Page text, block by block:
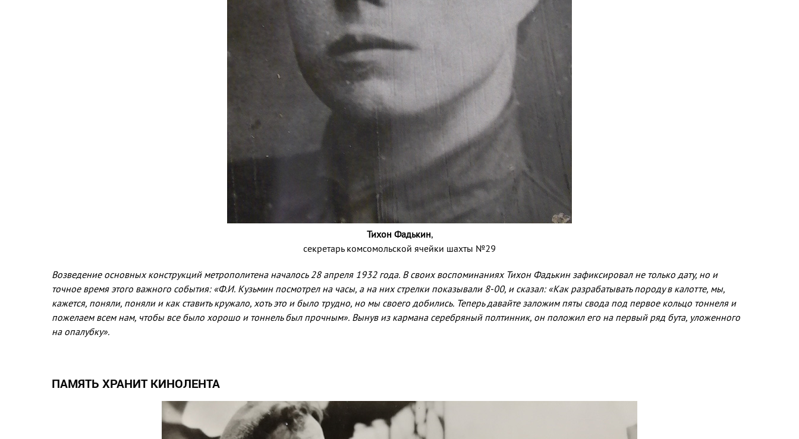
Тихон Фадькин,
секретарь комсомольской ячейки шахты №29
Возведение основных конструк­ций метрополитена началось 28 апреля 1932 года. В своих воспо­минаниях Тихон Фадькин зафикси­ровал не только дату, но и
точное время этого важного события: «Ф.И. Кузьмин посмотрел на часы, а на них стрелки показывали 8-00, и сказал: «Как разрабатывать по­роду в калотте, мы,
кажется, по­няли, поняли и как ставить кру­жало, хоть это и было трудно, но мы своего добились. Теперь давай­те заложим пяты свода под пер­вое кольцо тоннеля и
пожелаем всем нам, чтобы все было хорошо и тоннель был прочным». Вынув из кармана серебряный полтин­ник, он положил его на первый ряд бута, уложенного
на опалубку».
ПАМЯТЬ ХРАНИТ КИНОЛЕНТА